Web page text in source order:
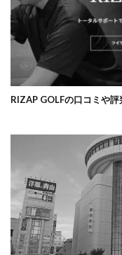
RIZAP GOLFの口コミや